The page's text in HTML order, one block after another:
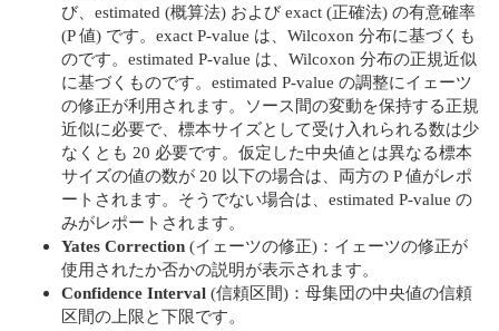
び、estimated (概算法) および exact (正確法) の有意確率
(P 値) です。exact P-value は、Wilcoxon 分布に基づくも
のです。estimated P-value は、Wilcoxon 分布の正規近似
に基づくものです。estimated P-value の調整にイェーツ
の修正が利用されます。ソース間の変動を保持する正規
近似に必要で、標本サイズとして受け入れられる数は少
なくとも 20 必要です。仮定した中央値とは異なる標本
サイズの値の数が 20 以下の場合は、両方の P 値がレポ
ートされます。そうでない場合は、estimated P-value の
みがレポートされます。
Yates Correction (イェーツの修正)：イェーツの修正が
使用されたか否かの説明が表示されます。
Confidence Interval (信頼区間)：母集団の中央値の信頼
区間の上限と下限です。